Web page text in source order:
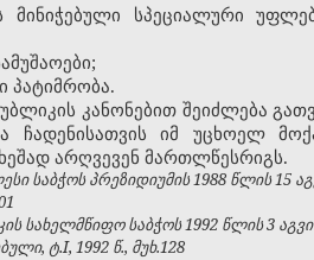
მინიჭებული სპეციალური
პატიმრობა.
კანონებით შეიძლება
ჩადენისათვის იმ უცხოელ
არღვევენ მართლწესრიგს.
საბჭოს პრეზიდიუმის 1988 წლის 15
სახელმწიფო საბჭოს 1992 წლის 3
ტ.I, 1992 წ., მუხ.128